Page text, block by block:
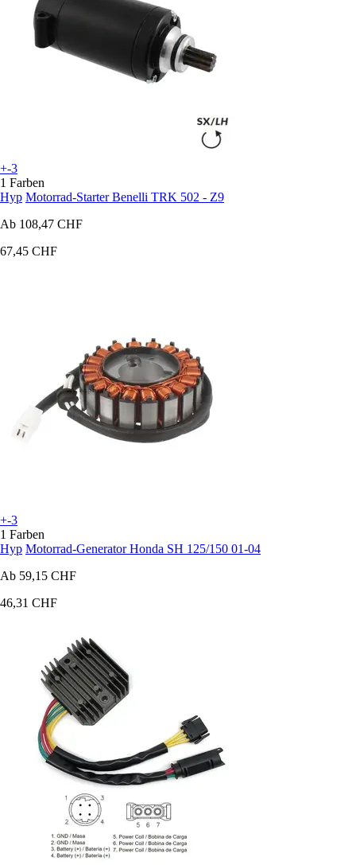
+-3
1 Farben
Hyp Motorrad-Starter Benelli TRK 502 - Z9
Ab 108,47 CHF
67,45 CHF
+-3
1 Farben
Hyp Motorrad-Generator Honda SH 125/150 01-04
Ab 59,15 CHF
46,31 CHF